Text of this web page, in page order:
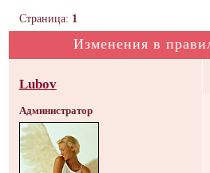
Изменения в
Страница: 1
Lubov
Администратор